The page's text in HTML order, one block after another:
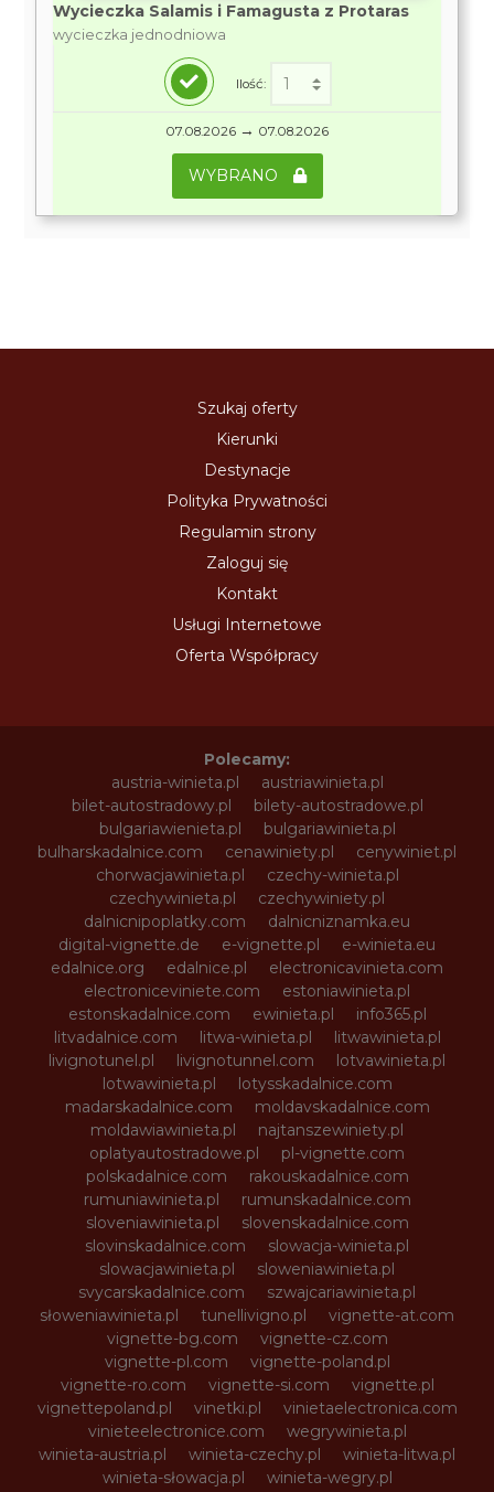
Wycieczka Salamis i Famagusta z Protaras
wycieczka jednodniowa
Ilość:
07.08.2026 → 07.08.2026
WYBRANO
Szukaj oferty
Kierunki
Destynacje
Polityka Prywatności
Regulamin strony
Zaloguj się
Kontakt
Usługi Internetowe
Oferta Współpracy
Polecamy:
austria-winieta.pl
austriawinieta.pl
bilet-autostradowy.pl
bilety-autostradowe.pl
bulgariawienieta.pl
bulgariawinieta.pl
bulharskadalnice.com
cenawiniety.pl
cenywiniet.pl
chorwacjawinieta.pl
czechy-winieta.pl
czechywinieta.pl
czechywiniety.pl
dalnicnipoplatky.com
dalnicniznamka.eu
digital-vignette.de
e-vignette.pl
e-winieta.eu
edalnice.org
edalnice.pl
electronicavinieta.com
electroniceviniete.com
estoniawinieta.pl
estonskadalnice.com
ewinieta.pl
info365.pl
litvadalnice.com
litwa-winieta.pl
litwawinieta.pl
livignotunel.pl
livignotunnel.com
lotvawinieta.pl
lotwawinieta.pl
lotysskadalnice.com
madarskadalnice.com
moldavskadalnice.com
moldawiawinieta.pl
najtanszewiniety.pl
oplatyautostradowe.pl
pl-vignette.com
polskadalnice.com
rakouskadalnice.com
rumuniawinieta.pl
rumunskadalnice.com
sloveniawinieta.pl
slovenskadalnice.com
slovinskadalnice.com
slowacja-winieta.pl
slowacjawinieta.pl
sloweniawinieta.pl
svycarskadalnice.com
szwajcariawinieta.pl
słoweniawinieta.pl
tunellivigno.pl
vignette-at.com
vignette-bg.com
vignette-cz.com
vignette-pl.com
vignette-poland.pl
vignette-ro.com
vignette-si.com
vignette.pl
vignettepoland.pl
vinetki.pl
vinietaelectronica.com
vinieteelectronice.com
wegrywinieta.pl
winieta-austria.pl
winieta-czechy.pl
winieta-litwa.pl
winieta-słowacja.pl
winieta-wegry.pl